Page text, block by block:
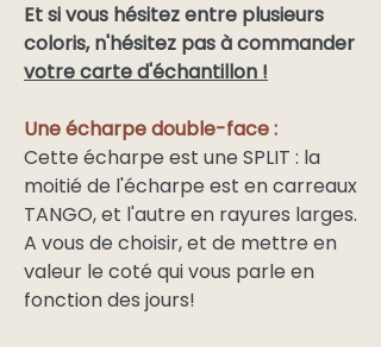
Et si vous hésitez entre plusieurs
coloris, n'hésitez pas àcommander
votre carte d'échantillon !
Une écharpe double-face :
Cette écharpe est une SPLIT : la
moitié de l'écharpe est en carreaux
TANGO, et l'autre en rayures larges.
A vous de choisir, et de mettre en
valeur le coté qui vous parle en
fonction des jours!